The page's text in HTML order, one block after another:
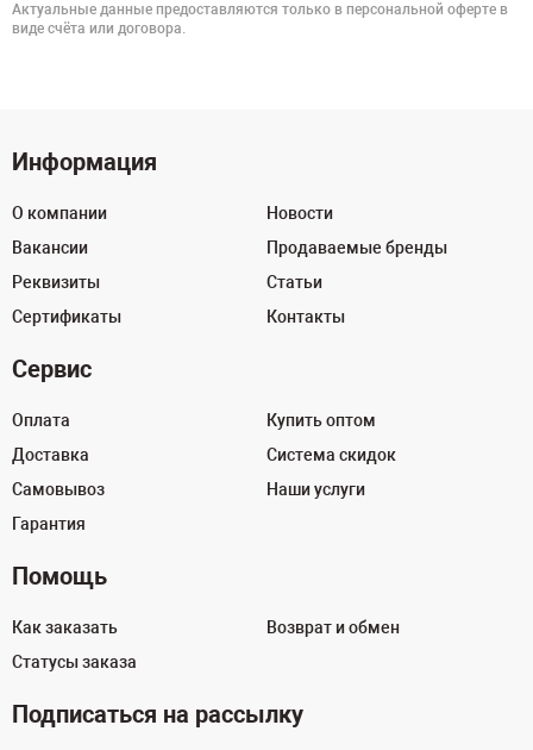
Актуальные данные предоставляются только в персональной оферте в
виде счёта или договора.
Информация
О компании
Вакансии
Реквизиты
Сертификаты
Новости
Продаваемые бренды
Статьи
Контакты
Сервис
Оплата
Доставка
Самовывоз
Гарантия
Купить оптом
Система скидок
Наши услуги
Помощь
Как заказать
Статусы заказа
Возврат и обмен
Подписаться на рассылку